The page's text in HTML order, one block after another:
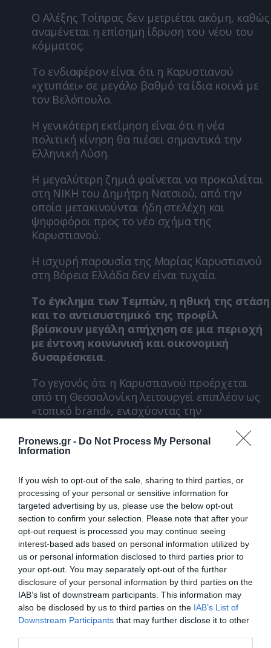
Pronews.gr - Do Not Process My Personal
Information
If you wish to opt-out of the sale, sharing to third parties, or
processing of your personal or sensitive information for
targeted advertising by us, please use the below opt-out
section to confirm your selection. Please note that after your
opt-out request is processed you may continue seeing
interest-based ads based on personal information utilized by
us or personal information disclosed to third parties prior to
your opt-out. You may separately opt-out of the further
disclosure of your personal information by third parties on the
IAB’s list of downstream participants. This information may
also be disclosed by us to third parties on the IAB’s List of
Downstream Participants that may further disclose it to other
Ο Αλέξης Τσίπρας δεν μετριέται ακόμη, καθώς
αναμένεται η επίσημη ίδρυση του νέου του
κόμματος.
Το ενδιαφέρον είναι ότι η Καρυστιανού
«χτυπάει» σε μεγάλο βαθμό τα ίδια κοινά με
τον Βελόπουλο.
Η γενικότερη εκτίμηση είναι ότι η νέα
πολιτική κίνηση θα πιέσει σημαντικά την
Ελληνική Λύση.
Η μεγαλύτερη ζημιά φαίνεται να προκαλείται
στη ΝΙΚΗ του Δημήτρη Νατσιού, από την
οποία μετακινούνται ήδη στελέχη και
ψηφοφόροι προς το νέο σχήμα της
Καρυστιανού.
Η ισχυρή παρουσία της Μαρίας Καρυστιανού
στη Βόρεια Ελλάδα δεν είναι τυχαία.
Το έγκλημα των Τεμπών, η ηθική της στάση
και το αντισυστημικό της προφίλ
βρίσκουν μεγάλη απήχηση σε μια περιοχή
με έντονη κοινωνική και οικονομική
δυσαρέσκεια.
Το γεγονός ότι η Καρυστιανού προέρχεται
από τη Θεσσαλονίκη λειτουργεί επιπλέον ως
«τοπικό brand», ενισχύοντας την
Οι δημοσκοπήσεις αυτές, αν και τοπικές,
πώς μπορεί να διαμορφωθεί ο πολιτικός
χάρτης στη Βόρεια Ελλάδα ενόψει των
επόμενων εκλογών.
Στο Μέγαρο Μαξίμου παρακολουθούν με
ανησυχία αυτή την εξέλιξη, καθώς μια ισχυρή
παρουσία της Καρυστιανού στη Βόρεια
Ελλάδα μπορεί να αποδειχθεί καθοριστική για
το τελικό εκλογικό αποτέλεσμα.